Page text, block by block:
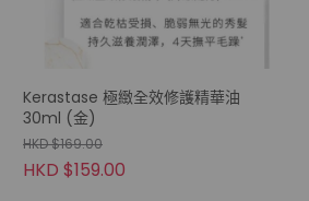
Kerastase 極緻全效修護精華油
30ml (金)
HKD $169.00
HKD $159.00